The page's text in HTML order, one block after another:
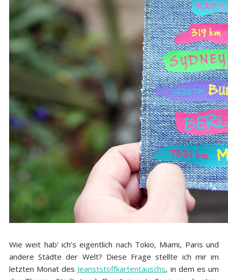
Wie weit hab‘ ich’s eigentlich nach Tokio, Miami, Paris und
andere Städte der Welt? Diese Frage stellte ich mir im
letzten Monat des Jeanststoffkartentauschs, in dem es um